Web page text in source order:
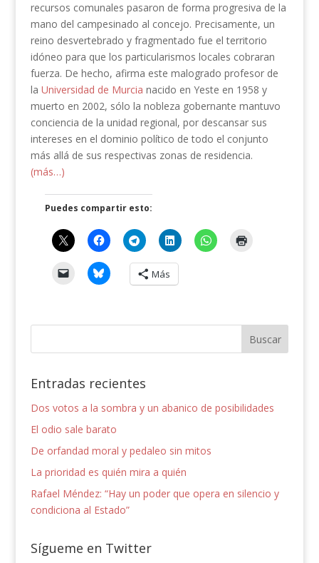
recursos comunales pasaron de forma progresiva de la
mano del campesinado al concejo. Precisamente, un
reino desvertebrado y fragmentado fue el territorio
idóneo para que los particularismos locales cobraran
fuerza. De hecho, afirma este malogrado profesor de
la Universidad de Murcia nacido en Yeste en 1958 y
muerto en 2002, sólo la nobleza gobernante mantuvo
conciencia de la unidad regional, por descansar sus
intereses en el dominio político de todo el conjunto
más allá de sus respectivas zonas de residencia.
(más…)
Puedes compartir esto:
Más
Entradas recientes
Dos votos a la sombra y un abanico de posibilidades
El odio sale barato
De orfandad moral y pedaleo sin mitos
La prioridad es quién mira a quién
Rafael Méndez: “Hay un poder que opera en silencio y
condiciona al Estado”
Sígueme en Twitter